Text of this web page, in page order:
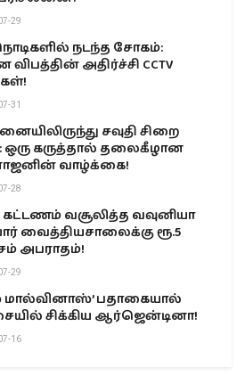
29
நடந்த சோகம்:
விபத்தின் அதிர்ச்சி CCTV
31
சவுதி சிறை
கருத்தால் தலைகீழான
வாழ்க்கை!
28
கட்டணம் வசூலித்த வவுனியா
வைத்தியசாலைக்கு ரூ.5
அபராதம்!
29
மால்வினாஸ்’ பதாகையால்
சிக்கிய ஆர்ஜென்டினா!
16